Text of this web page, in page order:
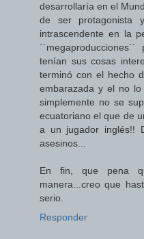
desarrollaría en el
de ser protagonista
intrascendente en la
tenían sus cosas
terminó con el hecho
embarazada y el no
simplemente no se
ecuatoriano el que de
a un jugador inglés!!
asesinos...
En fin, que pena
manera...creo que
serio.
Responder